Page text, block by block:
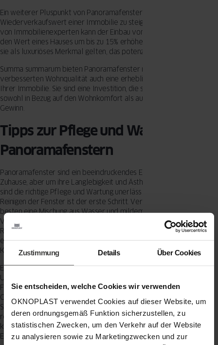
Zustimmung Details Über Cookies
Sie entscheiden, welche Cookies wir verwenden
OKNOPLAST verwendet Cookies auf dieser Website, um
deren ordnungsgemäß Funktion sicherzustellen, zu
statistischen Zwecken, um den Verkehr auf der Website
zu analysieren sowie zu Marketingzwecken und zur
Ein weiterer Pluspunkt von Panoramafenstern ist ihre Fähigkeit, den
Wiederverkaufswert einer Immobilie zu steigern. Laut einer Studie
von Immobilienexperten kann der Einbau von Panoramafenstern
den Wert eines Hauses um bis zu 15% erhöhen. Dies liegt daran, dass
sie als luxuriöses Merkmal gelten, das potenzielle Käufer anzieht.
Summa summarum bieten Panoramafenster nicht neben einer
verbesserten Wohnqualität auch eine erhebliche Wertsteigerung
Ihrer Immobilie. Sie sind eine Investition, die sich langfristig auszahlt,
sowohl in Bezug auf den Wohnkomfort als auch auf den finanziellen
Gewinn.
Tipps zur Pflege und Wartung von
Panoramafenstern
Panoramafenster sind ein beeindruckendes Element in jedem
Zuhause, aber um ihre Langlebigkeit und Ästhetik zu gewährleisten,
sind die richtige Pflege und Wartung unerlässlich. Ein regelmäßiges
Reinigen der Fenster ist der erste Schritt. Verwenden Sie hierfür am
besten eine Mischung aus Wasser und mildem Reinigungsmittel.
Vermeiden Sie aggressive Chemikalien, da diese das Glas und die
Rahmen beschädigen können. Ein weiches Tuch oder ein Schwamm
eignet sich hervorragend, um Schmutz und Staub zu entfernen, ohne
Kratzer zu hinterlassen.
Ein weiterer wichtiger Aspekt ist die Überprüfung der Dichtungen.
Undichte Stellen können zu Wärmeverlust und
Feuchtigkeitsproblemen führen. Kontrollieren Sie regelmäßig die
Gummidichtungen und ersetzen Sie sie bei Bedarf. Auch die
Scharniere und Beschläge sollten regelmäßig geölt werden, um eine
reibungslose Funktion zu gewährleisten. Achten Sie darauf, dass
keine Korrosion oder Abnutzung vorliegt, da dies die Sicherheit und
Effizienz derFensterbeeinträchtigen kann.